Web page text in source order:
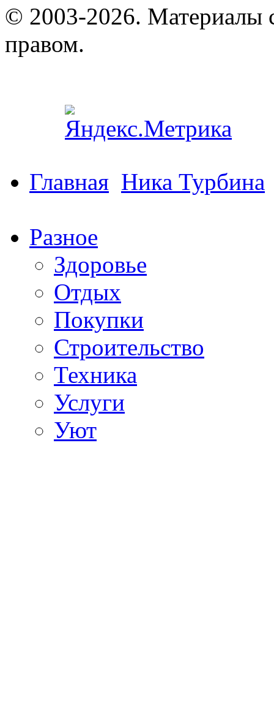
© 2003-2026. Материалы
правом.
Главная Ника Турбина
Разное
Здоровье
Отдых
Покупки
Строительство
Техника
Услуги
Уют